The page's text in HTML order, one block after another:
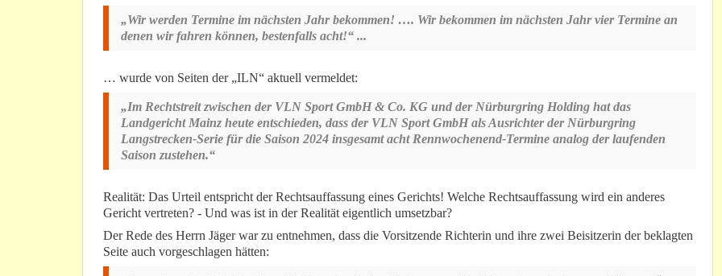
„Wir werden Termine im nächsten Jahr bekommen! …. Wir bekommen im nächsten Jahr vier Termine an
denen wir fahren können, bestenfalls acht!“ ...
… wurde von Seiten der „ILN“ aktuell vermeldet:
„Im Rechtstreit zwischen der VLN Sport GmbH & Co. KG und der Nürburgring Holding hat das
Landgericht Mainz heute entschieden, dass der VLN Sport GmbH als Ausrichter der Nürburgring
Langstrecken-Serie für die Saison 2024 insgesamt acht Rennwochenend-Termine analog der laufenden
Saison zustehen.“
Realität: Das Urteil entspricht der Rechtsauffassung eines Gerichts! Welche Rechtsauffassung wird ein anderes
Gericht vertreten? - Und was ist in der Realität eigentlich umsetzbar?
Der Rede des Herrn Jäger war zu entnehmen, dass die Vorsitzende Richterin und ihre zwei Beisitzerin der beklagten
Seite auch vorgeschlagen hätten: